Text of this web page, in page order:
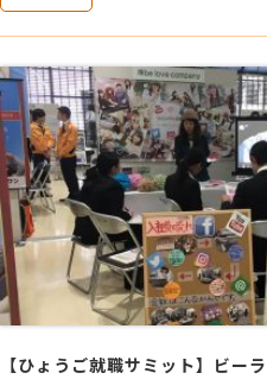
【ひょうご就職サミット】ビー